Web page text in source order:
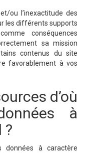
ou l’inexactitude des
les différents supports
conséquences
sa mission
contenus du site
favorablement à vos
d’où
à
?
données à caractère